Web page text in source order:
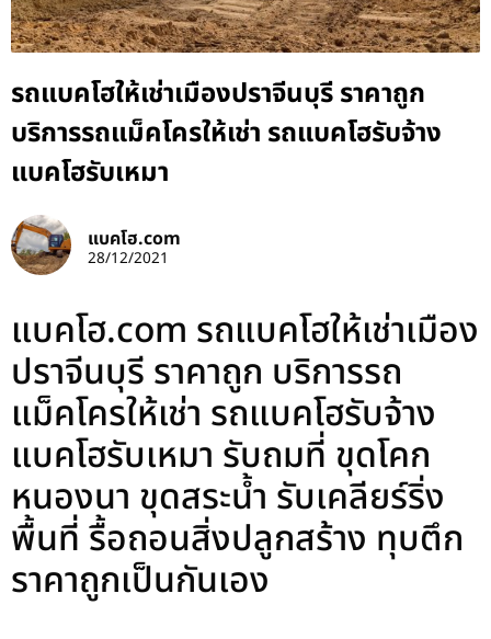
รถแบคโฮให้เช่าเมืองปราจีนบุรี ราคาถูก
บริการรถแม็คโครให้เช่า รถแบคโฮรับจ้าง
แบคโฮรับเหมา
แบคโฮ.com
28/12/2021
แบคโฮ.com รถแบคโฮให้เช่าเมือง
ปราจีนบุรี ราคาถูก บริการรถ
แม็คโครให้เช่า รถแบคโฮรับจ้าง
แบคโฮรับเหมา รับถมที่ ขุดโคก
หนองนา ขุดสระน้ำ รับเคลียร์ริ่ง
พื้นที่ รื้อถอนสิ่งปลูกสร้าง ทุบตึก
ราคาถูกเป็นกันเอง